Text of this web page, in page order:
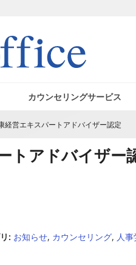
カウンセリングサービス
経営エキスパートアドバイザー認定
トアドバイザー
: お知らせ, カウンセリング, 人事